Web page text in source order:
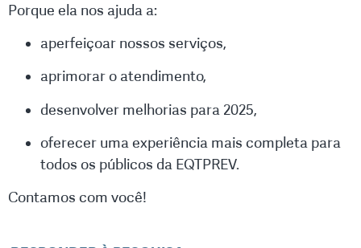
Porque ela nos ajuda a:
aperfeiçoar nossos serviços,
aprimorar o atendimento,
desenvolver melhorias para 2025,
oferecer uma experiência mais completa para
todos os públicos da EQTPREV.
Contamos com você!